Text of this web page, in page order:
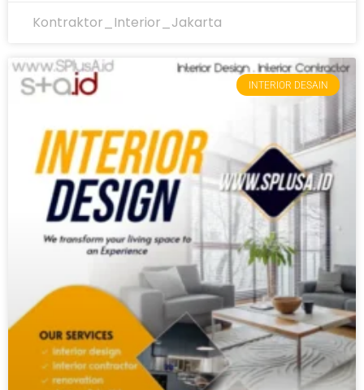
Kontraktor_Interior_Jakarta
INTERIOR DESAIN